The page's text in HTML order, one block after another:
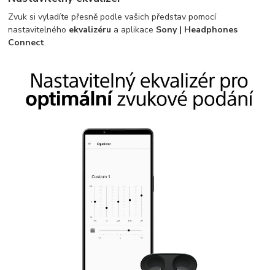
Zvuk si vyladíte přesně podle vašich představ pomocí
nastavitelného ekvalizéru a aplikace Sony | Headphones
Connect.